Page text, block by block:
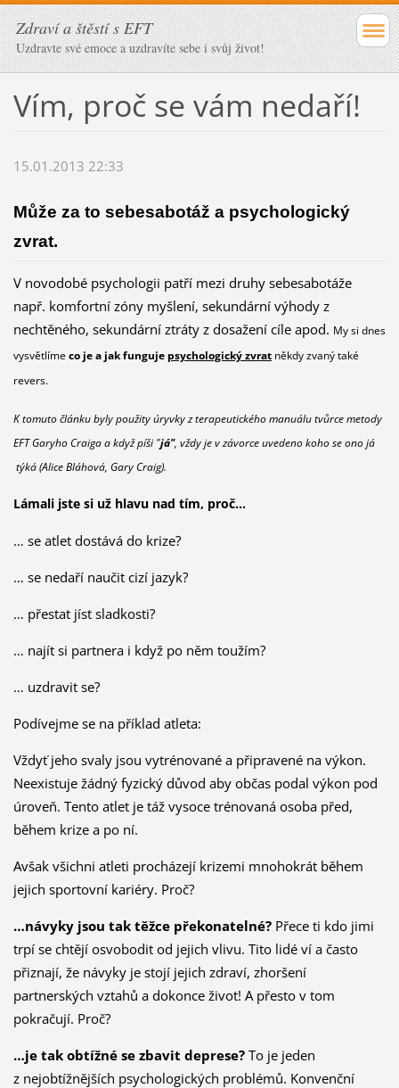
Zdraví a štěstí s EFT
Uzdravte své emoce a uzdravíte sebe i svůj život!
Vím, proč se vám nedaří!
15.01.2013 22:33
Může za to sebesabotáž a psychologický
zvrat.
V novodobé psychologii patří mezi druhy sebesabotáže
např. komfortní zóny myšlení, sekundární výhody z
nechtěného, sekundární ztráty z dosažení cíle apod. My si dnes
vysvětlíme co je a jak funguje psychologický zvratněkdy zvaný také
revers.
K tomuto článku byly použity úryvky z terapeutického manuálu tvůrce metody
EFT Garyho Craiga a když píši "já", vždy je v závorce uvedeno koho se ono já
týká (Alice Bláhová, Gary Craig).
Lámali jste si už hlavu nad tím, proč…
… se atlet dostává do krize?
… se nedaří naučit cizí jazyk?
… přestat jíst sladkosti?
… najít si partnera i když po něm toužím?
… uzdravit se?
Podívejme se na příklad atleta:
Vždyť jeho svaly jsou vytrénované a připravené na výkon.
Neexistuje žádný fyzický důvod aby občas podal výkon pod
úroveň. Tento atlet je táž vysoce trénovaná osoba před,
během krize a po ní.
Avšak všichni atleti procházejí krizemi mnohokrát během
jejich sportovní kariéry. Proč?
…návyky jsou tak těžce překonatelné?Přece ti kdo jimi
trpí se chtějí osvobodit od jejich vlivu. Tito lidé ví a často
přiznají, že návyky je stojí jejich zdraví, zhoršení
partnerských vztahů a dokonce život! A přesto v tom
pokračují. Proč?
…je tak obtížné se zbavit deprese?To je jeden
z nejobtížnějších psychologických problémů. Konvenční